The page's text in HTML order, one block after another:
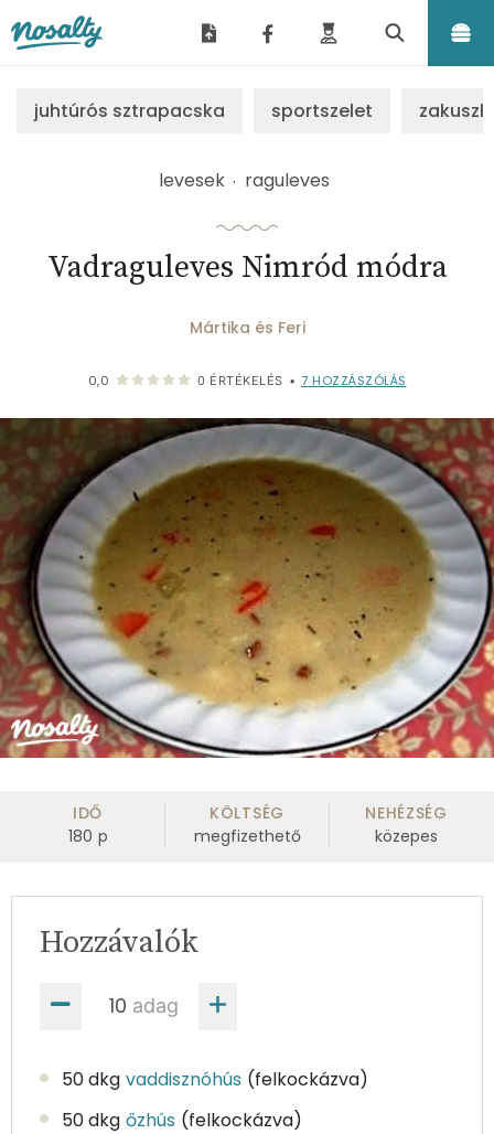
juhtúrós sztrapacska sportszelet
levesek raguleves
Vadraguleves Nimród módra
Mártika és Feri
0,0 0 ÉRTÉKELÉS • 7 HOZZÁSZÓLÁS
IDŐ
180 p
KÖLTSÉG
megfizethető
NEHÉZSÉG
közepes
adag
Hozzávalók
50 dkg vaddisznóhús (felkockázva)
50 dkg őzhús (felkockázva)